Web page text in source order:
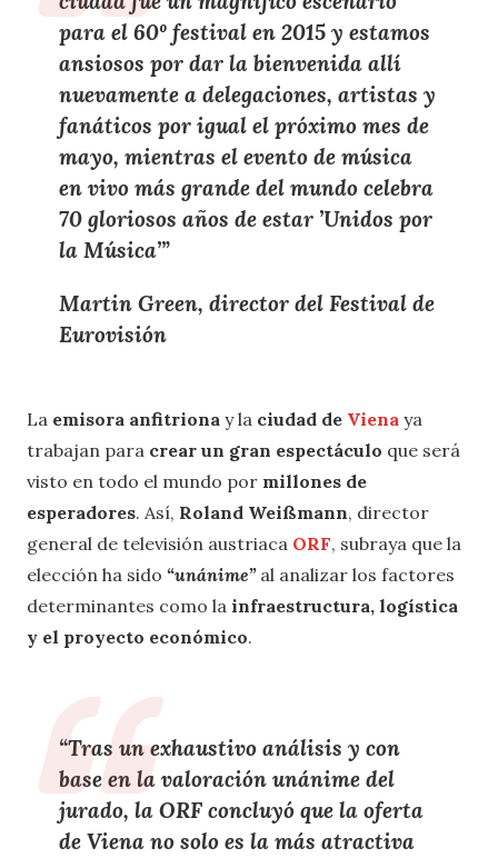
para el 60º festival en 2015 y estamos
ansiosos por dar la bienvenida allí
nuevamente a delegaciones, artistas y
fanáticos por igual el próximo mes de
mayo, mientras el evento de música
en vivo más grande del mundo celebra
70 gloriosos años de estar ’Unidos por
la Música’”
Martin Green, director del Festival de
Eurovisión
La emisora anfitriona y la ciudad de Viena ya
trabajan para crear un gran espectáculo que será
visto en todo el mundo por millones de
esperadores. Así, Roland Weißmann, director
general de televisión austriaca ORF, subraya que la
elección ha sido “unánime” al analizar los factores
determinantes como la infraestructura, logística
y el proyecto económico.
“Tras un exhaustivo análisis y con
base en la valoración unánime del
jurado, la ORFconcluyó que la oferta
de Vienano solo es la más atractiva